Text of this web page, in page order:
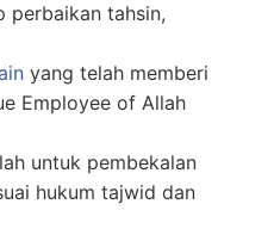
perbaikan tahsin,
yang telah memberi
Employee of Allah
untuk pembekalan
hukum tajwid dan